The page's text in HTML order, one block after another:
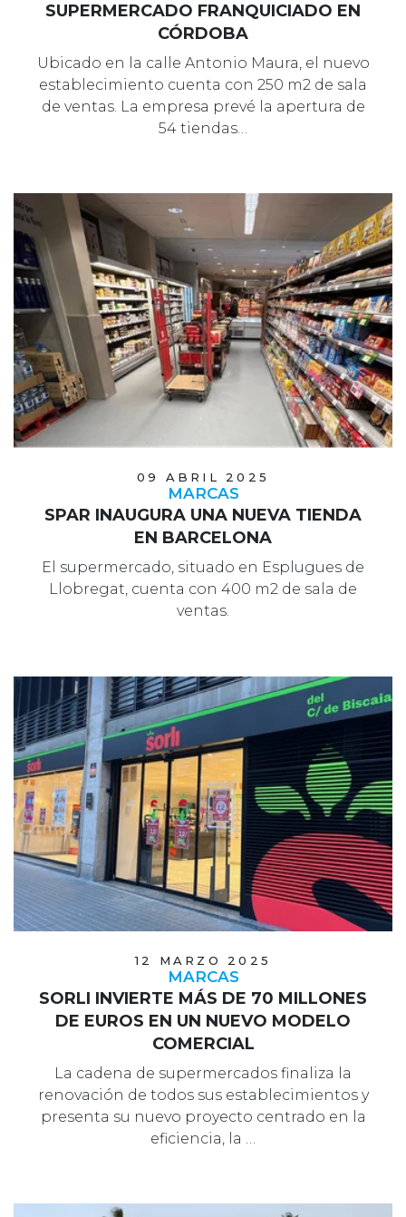
SUPERMERCADO FRANQUICIADO EN
CÓRDOBA
Ubicado en la calle Antonio Maura, el nuevo
establecimiento cuenta con 250 m2 de sala
de ventas. La empresa prevé la apertura de
54 tiendas…
09 ABRIL 2025
MARCAS
SPAR INAUGURA UNA NUEVA TIENDA
EN BARCELONA
El supermercado, situado en Esplugues de
Llobregat, cuenta con 400 m2 de sala de
ventas.
12 MARZO 2025
MARCAS
SORLI INVIERTE MÁS DE 70 MILLONES
DE EUROS EN UN NUEVO MODELO
COMERCIAL
La cadena de supermercados finaliza la
renovación de todos sus establecimientos y
presenta su nuevo proyecto centrado en la
eficiencia, la …